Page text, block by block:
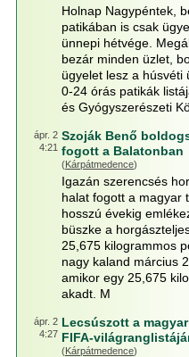
Holnap Nagypéntek,
patikában is csak
ünnepi hétvége.
bezár minden üzlet,
ügyelet lesz a húsvéti
0-24 órás patikák
és Gyógyszerészeti
ápr. 2
4:21
Szoják Benő
fogott a Balatonban
(Kárpátmedence)
Igazán szerencsés
halat fogott a magyar
hosszú évekig
büszke a
25,675 kilogrammos
nagy kaland március
amikor egy 25,675
akadt. M
ápr. 2
4:27
Lecsúszott a
FIFA-
(Kárpátmedence)